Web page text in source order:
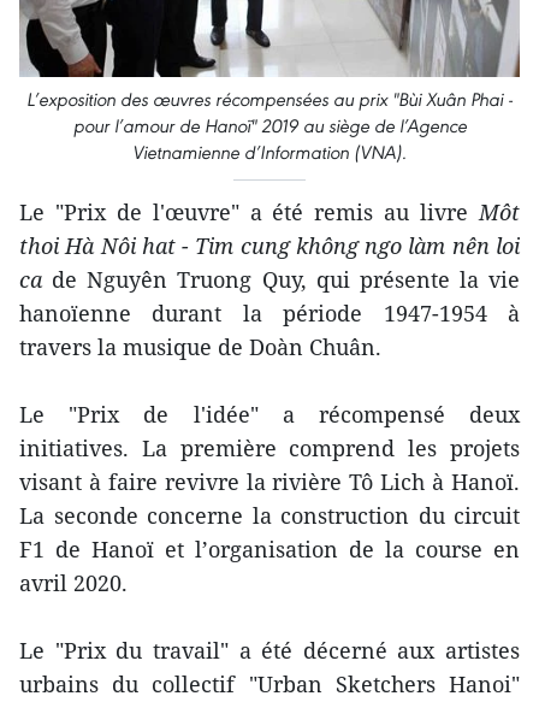
L’exposition des œuvres récompensées au prix "Bùi Xuân Phai -
pour l’amour de Hanoï" 2019 au siège de l’Agence
Vietnamienne d’Information (VNA).
Le "Prix de l'œuvre" a été remis au livreMôt
thoi Hà Nôi hat - Tim cung không ngo làm nên loi
cade Nguyên Truong Quy, qui présente la vie
hanoïenne durant la période 1947-1954 à
travers la musique de Doàn Chuân.
Le "Prix de l'idée" a récompensé deux
initiatives. La première comprend les projets
visant à faire revivre la rivière Tô Lich à Hanoï.
La seconde concerne la construction du circuit
F1 de Hanoï et l’organisation de la course en
avril 2020.
Le "Prix du travail" a été décerné aux artistes
urbains du collectif "Urban Sketchers Hanoi"